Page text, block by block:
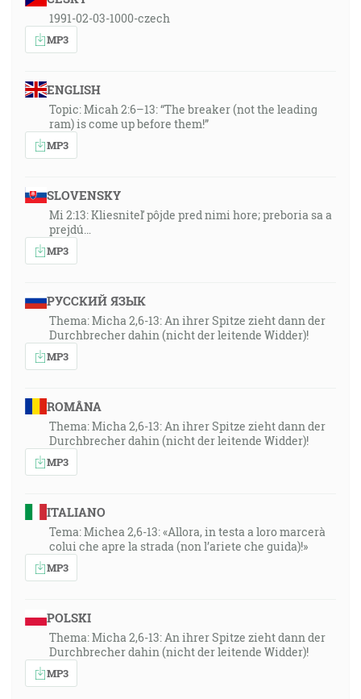
1991-02-03-1000-czech
MP3
ENGLISH
Topic: Micah 2:6–13: “The breaker (not the leading
ram) is come up before them!”
MP3
SLOVENSKY
Mi 2:13: Kliesniteľ pôjde pred nimi hore; preboria sa a
prejdú…
MP3
РУССКИЙ ЯЗЫК
Thema: Micha 2,6-13: An ihrer Spitze zieht dann der
Durchbrecher dahin (nicht der leitende Widder)!
MP3
ROMÂNA
Thema: Micha 2,6-13: An ihrer Spitze zieht dann der
Durchbrecher dahin (nicht der leitende Widder)!
MP3
ITALIANO
Tema: Michea 2,6-13: «Allora, in testa a loro marcerà
colui che apre la strada (non l’ariete che guida)!»
MP3
POLSKI
Thema: Micha 2,6-13: An ihrer Spitze zieht dann der
Durchbrecher dahin (nicht der leitende Widder)!
MP3